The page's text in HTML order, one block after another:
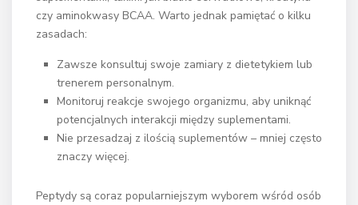
czy aminokwasy BCAA. Warto jednak pamiętać o kilku
zasadach:
Zawsze konsultuj swoje zamiary z dietetykiem lub
trenerem personalnym.
Monitoruj reakcje swojego organizmu, aby uniknąć
potencjalnych interakcji między suplementami.
Nie przesadzaj z ilością suplementów – mniej często
znaczy więcej.
Peptydy są coraz popularniejszym wyborem wśród osób